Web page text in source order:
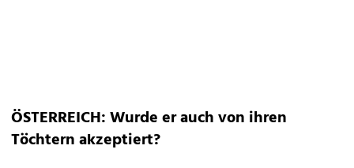
ÖSTERREICH: Wurde er auch von ihren
Töchtern akzeptiert?